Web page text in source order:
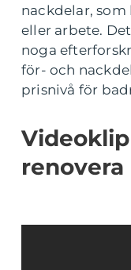
nackdelar,
eller arbete.
noga
för- och
prisnivå för